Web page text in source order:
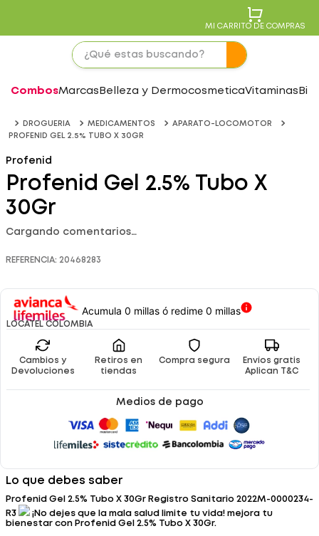
MI CARRITO DE COMPRAS
CombosMarcas Belleza y DermocosmeticaVitaminas
DROGUERIA MEDICAMENTOS
APARATO-LOCOMOTOR
PROFENID GEL 2.5% TUBO X 30GR
Profenid
Profenid Gel 2.5% Tubo X
30Gr
Cargando comentarios…
REFERENCIA: 20468283
Acumula 0 millas ó redime 0 millas
LOCATEL COLOMBIA
Cambios y
Devoluciones
Retiros en
tiendas
Compra segura
Envíos gratis
Aplican T&C
Medios de pago
Lo que debes saber
Profenid Gel 2.5% Tubo X 30Gr Registro Sanitario 2022M-0000234-
R3
¡No dejes que la mala salud limite tu vida! mejora tu
bienestar con Profenid Gel 2.5% Tubo X 30Gr.